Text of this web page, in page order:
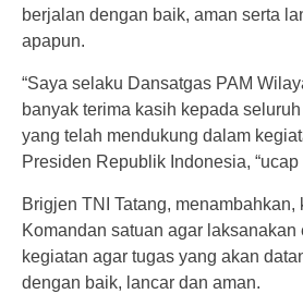
berjalan dengan baik, aman serta
apapun.
“Saya selaku Dansatgas PAM
banyak terima kasih kepada
yang telah mendukung dalam
Presiden Republik Indonesia, “ucap
Brigjen TNI Tatang, menambahkan,
Komandan satuan agar
kegiatan agar tugas yang akan
dengan baik, lancar dan aman.